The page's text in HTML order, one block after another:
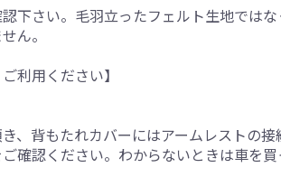
下さい。毛羽立ったフェルト生地では
ん。
利用ください】
、背もたれカバーにはアームレストの
確認ください。わからないときは車を買